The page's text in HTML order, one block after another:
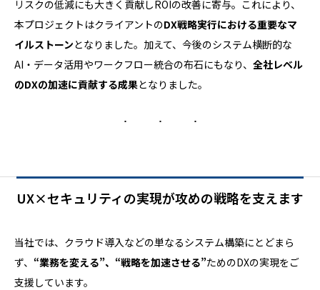
リスクの低減にも大きく貢献しROIの改善に寄与。これにより、
本プロジェクトはクライアントのDX戦略実行における重要なマ
イルストーンとなりました。加えて、今後のシステム横断的な
AI・データ活用やワークフロー統合の布石にもなり、 全社レベル
のDXの加速に貢献する成果となりました。
UX×セキュリティの実現が攻めの戦略を支えます
当社では、クラウド導入などの単なるシステム構築にとどまら
ず、 “業務を変える”、“戦略を加速させる”ためのDXの実現をご
支援しています。